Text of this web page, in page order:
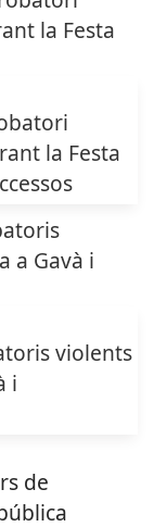
la Festa
violents
i